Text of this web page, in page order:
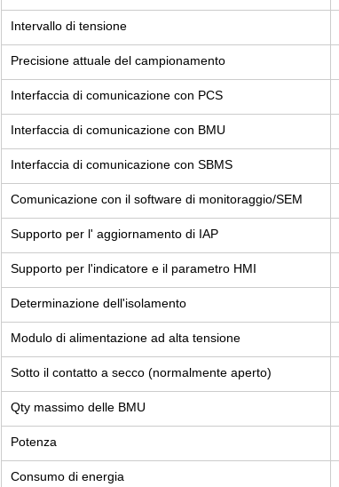
Intervallo di tensione
Precisione attuale del campionamento
Interfaccia di comunicazione con PCS
Interfaccia di comunicazione con BMU
Interfaccia di comunicazione con SBMS
Comunicazione con il software di monitoraggio/SEM
Supporto per l' aggiornamento di IAP
Supporto per l'indicatore e il parametro HMI
Determinazione dell'isolamento
Modulo di alimentazione ad alta tensione
Sotto il contatto a secco (normalmente aperto)
Qty massimo delle BMU
Potenza
Consumo di energia